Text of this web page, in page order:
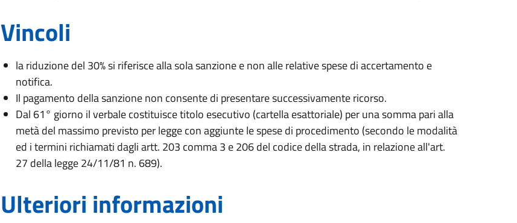
Vincoli
la riduzione del 30% si riferisce alla sola sanzione e non alle relative spese di accertamento e
notifica.
Il pagamento della sanzione non consente di presentare successivamente ricorso.
Dal 61° giorno il verbale costituisce titolo esecutivo (cartella esattoriale) per una somma pari alla
metà del massimo previsto per legge con aggiunte le spese di procedimento (secondo le modalità
ed i termini richiamati dagli artt. 203 comma 3 e 206 del codice della strada, in relazione all'art.
27 della legge 24/11/81 n. 689).
Ulteriori informazioni